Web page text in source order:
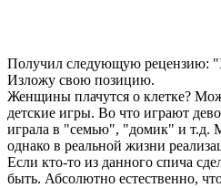
Получил следующую рецензию:
Изложу свою позицию.
Женщины плачутся о клетке?
детские игры. Во что играют
играла в "семью", "домик" и т.д.
однако в реальной жизни
Если кто-то из данного спича
быть. Абсолютно естественно,